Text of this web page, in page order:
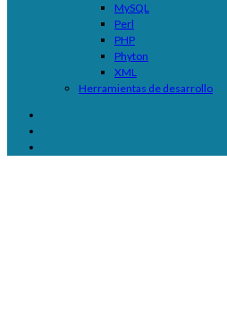
MySQL
Perl
PHP
Phyton
XML
Herramientas de desarrollo